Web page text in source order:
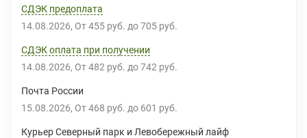
СДЭК предоплата
14.08.2026 От 455 руб. до 705 руб.
СДЭК оплата при получении
14.08.2026 От 482 руб. до 742 руб.
Почта России
15.08.2026 От 468 руб. до 601 руб.
Курьер Северный парк и Левобережный лайф